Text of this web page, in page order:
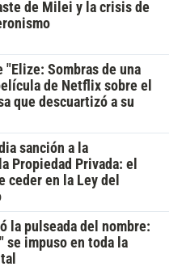
de Milei y la crisis de
"Elize: Sombras de una
de Netflix sobre el
que descuartizó a su
sanción a la
Propiedad Privada: el
ceder en la Ley del
la pulseada del nombre:
se impuso en toda la